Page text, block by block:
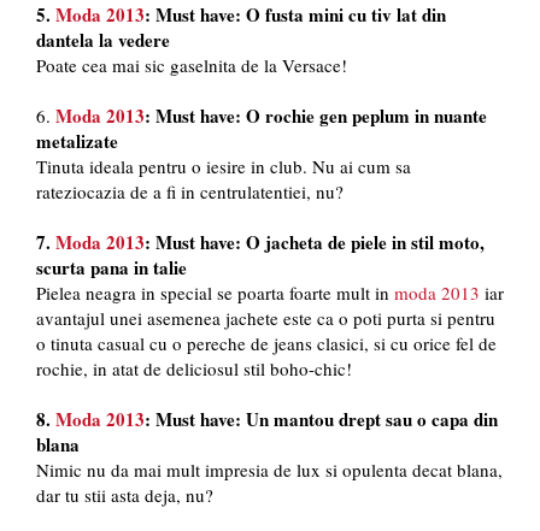
5. Moda 2013: Must have: O fusta mini cu tiv lat din
dantela la vedere
Poate cea mai sic gaselnita de la Versace!
6. Moda 2013: Must have: O rochie gen peplum in nuante
metalizate
Tinuta ideala pentru o iesire in club. Nu ai cum sa
rateziocazia de a fi in centrulatentiei, nu?
7. Moda 2013: Must have: O jacheta de piele in stil moto,
scurta pana in talie
Pielea neagra in special se poarta foarte mult in moda 2013 iar
avantajul unei asemenea jachete este ca o poti purta si pentru
o tinuta casual cu o pereche de jeans clasici, si cu orice fel de
rochie, in atat de deliciosul stil boho-chic!
8. Moda 2013: Must have: Un mantou drept sau o capa din
blana
Nimic nu da mai mult impresia de lux si opulenta decat blana,
dar tu stii asta deja, nu?